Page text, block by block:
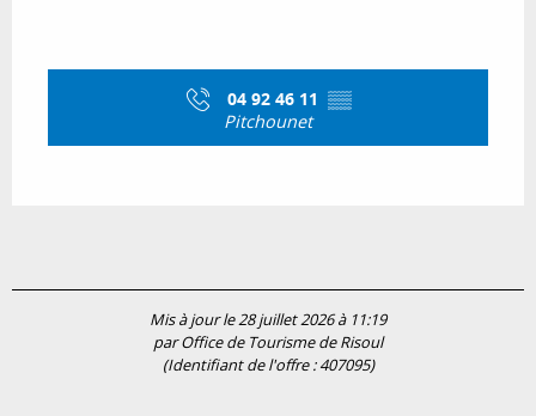
04 92 46 11 ▒▒
Pitchounet
Mis à jour le 28 juillet 2026 à 11:19
par Office de Tourisme de Risoul
(Identifiant de l'offre :407095)